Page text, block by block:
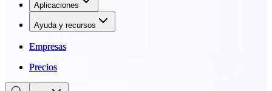
Aplicaciones
Ayuda y recursos
Empresas
Precios
Aplicaciones
Ayuda y recursos
Empresas
Precios